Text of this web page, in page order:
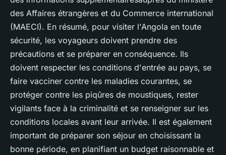
des Affaires étrangères et du Commerce international
(MAECI). En résumé, pour visiter l'Angola en toute
sécurité, les voyageurs doivent prendre des
précautions et se préparer en conséquence. Ils
doivent respecter les conditions d'entrée au pays, se
faire vacciner contre les maladies courantes, se
protéger contre les piqûres de moustiques, rester
vigilants face à la criminalité et se renseigner sur les
conditions locales avant leur arrivée. Il est également
important de préparer son séjour en choisissant la
bonne période, en planifiant un budget raisonnable et